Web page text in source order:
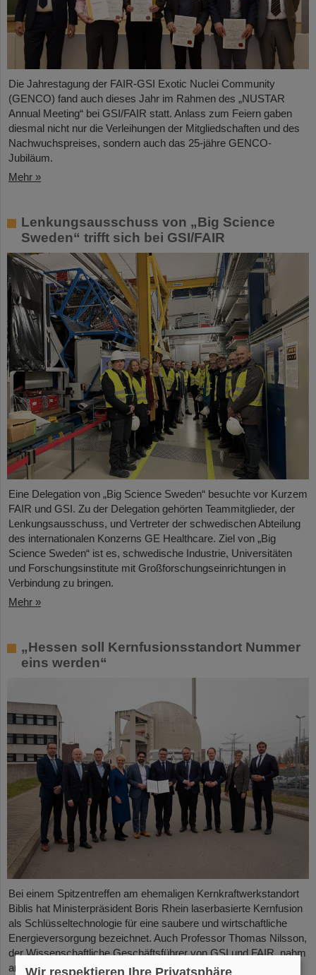
Die Jahrestagung der FAIR-GSI Exotic Nuclei Community
(GENCO) fand auch dieses Jahr im Rahmen des „NUSTAR
Annual Meeting“ bei GSI/FAIR statt. Anlass zum Feiern gaben
diesmal nicht nur die Verleihungen der Mitgliedschaften und des
Nachwuchspreises, sondern auch das 25-jähre GENCO-
Jubiläum.
Mehr »
Lenkungsausschuss von „Big Science
Sweden“ trifft sich bei GSI/FAIR
Eine Delegation von „Big Science Sweden“ besuchte vor Kurzem
FAIR und GSI. Zu der Delegation gehörten Teammitglieder, der
Lenkungsausschuss, und Vertreter der schwedischen Abteilung
des internationalen Konzerns GE Healthcare. Ziel von „Big
Science Sweden“ ist es, schwedische Industrie, Universitäten
und Forschungsinstitute mit Großforschungseinrichtungen in
Verbindung zu bringen.
Mehr »
„Hessen soll Kernfusionsstandort Nummer
eins werden“
Bei einem Spitzentreffen am ehemaligen Kernkraftwerkstandort
Biblis hat Ministerpräsident Boris Rhein laserbasierte Kernfusion
als Schlüsseltechnologie für eine saubere und wirtschaftliche
Energieversorgung bezeichnet. Auch Professor Thomas Nilsson,
der Wissenschaftliche Geschäftsführer von GSI und FAIR, nahm
an dem Treffen teil und unterzeichnete gemeinsam mit
Wir respektieren Ihre Privatsphäre